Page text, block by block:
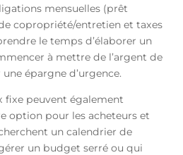
mensuelles (prêt
copropriété/entretien et taxes
le temps d’élaborer un
à mettre de l’argent de
épargne d’urgence.
fixe peuvent également
option pour les acheteurs et
un calendrier de
un budget serré ou qui